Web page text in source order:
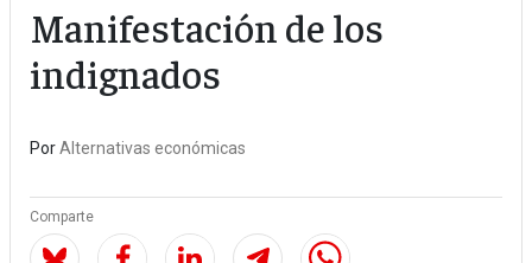
Manifestación de los
indignados
PorAlternativas económicas
Comparte